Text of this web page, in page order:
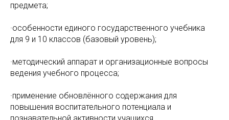
предмета;
·особенности единого государственного учебника
для 9 и 10 классов (базовый уровень);
·методический аппарат и организационные вопросы
ведения учебного процесса;
·применение обновлённого содержания для
повышения воспитательного потенциала и